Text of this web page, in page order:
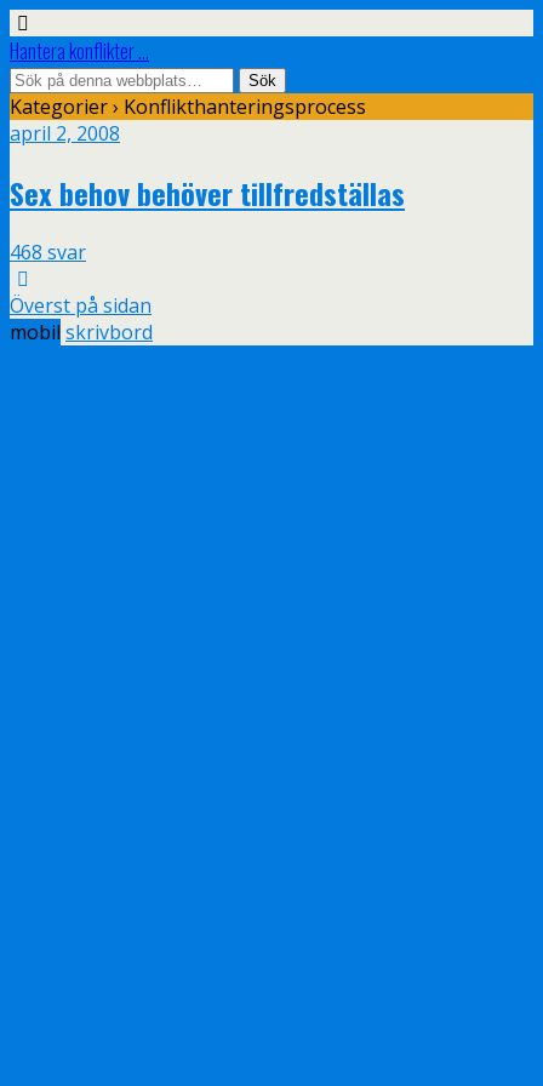
Hantera konflikter ...
Kategorier › Konflikthanteringsprocess
april 2, 2008
Sex behov behöver tillfredställas
468 svar
Överst på sidan
mobil skrivbord